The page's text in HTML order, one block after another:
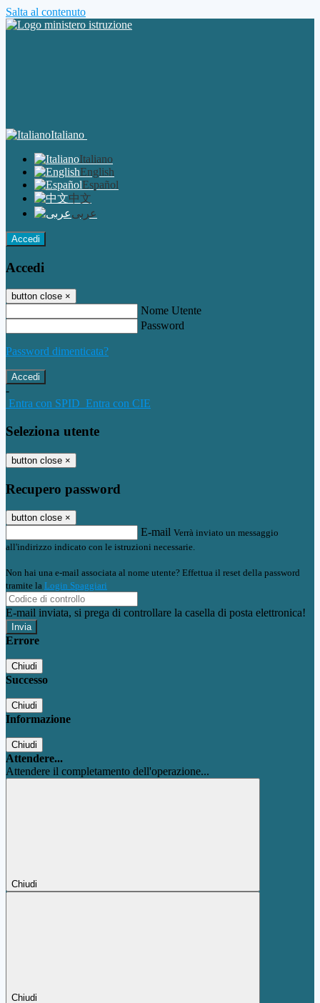
Salta al contenuto
Italiano
Italiano
English
Español
中文
عربى
Accedi
Accedi
button close ×
Nome Utente
Password
Password dimenticata?
-
Entra con SPID Entra con CIE
Seleziona utente
button close ×
Recupero password
button close ×
E-mail Verrà inviato un messaggio
all'indirizzo indicato con le istruzioni necessarie.
Non hai una e-mail associata al nome utente? Effettua il reset della password
tramite la Login Spaggiari
E-mail inviata, si prega di controllare la casella di posta elettronica!
Errore
Chiudi
Successo
Chiudi
Informazione
Chiudi
Attendere...
Attendere il completamento dell'operazione...
Chiudi
Chiudi